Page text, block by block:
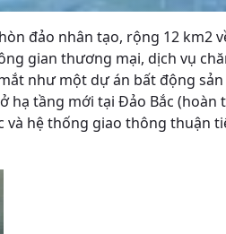
đảo nhân tạo, rộng 12 km2
gian thương mại, dịch vụ
như một dự án bất động
tầng mới tại Đảo Bắc (hoàn
hệ thống giao thông thuận